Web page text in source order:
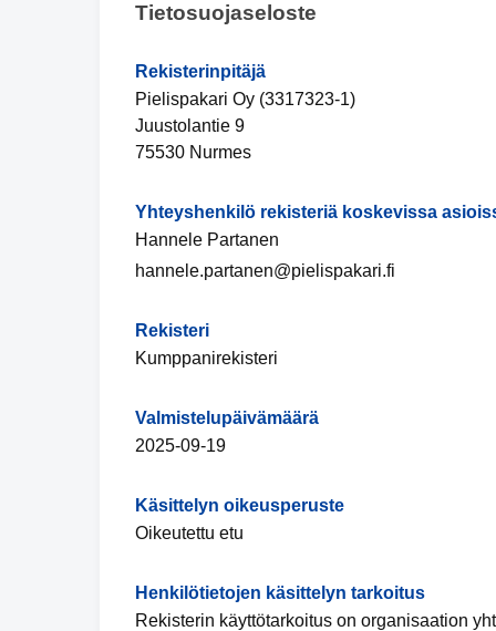
Tietosuojaseloste
Rekisterinpitäjä
Pielispakari Oy (3317323-1)
Juustolantie 9
75530 Nurmes
Yhteyshenkilö rekisteriä koskevissa
Hannele Partanen
hannele.partanen@pielispakari.fi
Rekisteri
Kumppanirekisteri
Valmistelupäivämäärä
2025-09-19
Käsittelyn oikeusperuste
Oikeutettu etu
Henkilötietojen käsittelyn tarkoitus
Rekisterin käyttötarkoitus on organisaation